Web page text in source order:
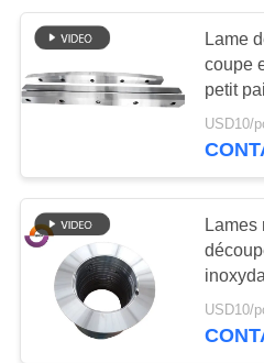
POLITIQUE
DE
Lame
coupe
petit
fente
USD10/
Lames
bobine
USD10/